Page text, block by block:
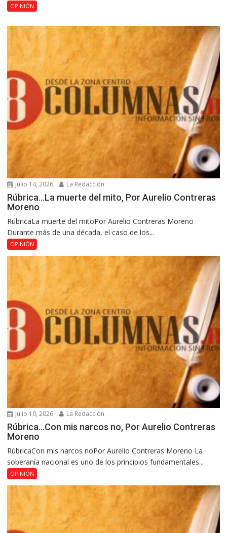
OPINIÓN
julio 14, 2026 La Redacción
Rúbrica…La muerte del mito, Por Aurelio Contreras
Moreno
RúbricaLa muerte del mitoPor Aurelio Contreras Moreno
Durante más de una década, el caso de los...
OPINIÓN
julio 10, 2026 La Redacción
Rúbrica…Con mis narcos no, Por Aurelio Contreras
Moreno
RúbricaCon mis narcos noPor Aurelio Contreras Moreno La
soberanía nacional es uno de los principios fundamentales...
OPINIÓN